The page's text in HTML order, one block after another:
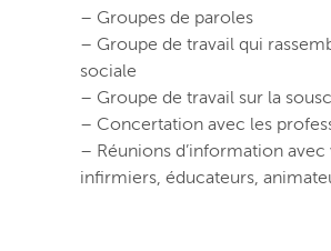
– Groupes de paroles
– Groupe de travail qui
sociale
– Groupe de travail sur la
– Concertation avec les
– Réunions d’information
infirmiers, éducateurs,